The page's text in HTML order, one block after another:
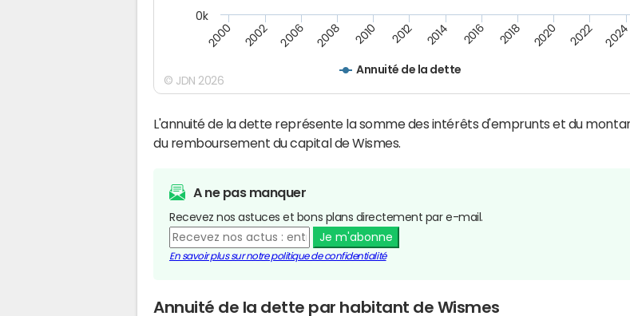
Annuité de la dette
2000 2002 2006 2008 2010 2012 2014 2016 2018 2020 2022 2024
0k
© JDN 2026
L'annuité de la dette représente la somme des intérêts d'emprunts et du
du remboursement du capital de Wismes.
A ne pas manquer
Recevez nos astuces et bons plans directement par e-mail.
Je m'abonne
En savoir plus sur notre politique de confidentialité
Annuité de la dette par habitant de Wismes